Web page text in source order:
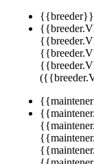
{{breeder}}